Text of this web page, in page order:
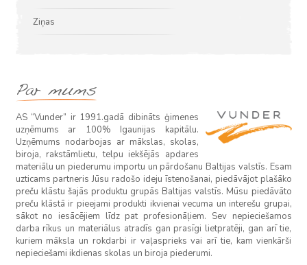
Ziņas
Par mums
AS “Vunder” ir 1991.gadā dibināts ģimenes
uzņēmums ar 100% Igaunijas kapitālu.
Uzņēmums nodarbojas ar mākslas, skolas,
biroja, rakstāmlietu, telpu iekšējās apdares
materiālu un piederumu importu un pārdošanu Baltijas valstīs. Esam
uzticams partneris Jūsu radošo ideju īstenošanai, piedāvājot plašāko
preču klāstu šajās produktu grupās Baltijas valstīs. Mūsu piedāvāto
preču klāstā ir pieejami produkti ikvienai vecuma un interešu grupai,
sākot no iesācējiem līdz pat profesionāļiem. Sev nepieciešamos
darba rīkus un materiālus atradīs gan prasīgi lietpratēji, gan arī tie,
kuriem māksla un rokdarbi ir vaļasprieks vai arī tie, kam vienkārši
nepieciešami ikdienas skolas un biroja piederumi.